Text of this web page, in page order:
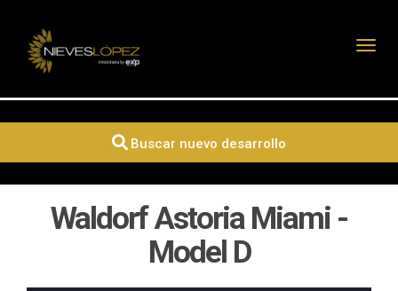
Buscar nuevo desarrollo
Waldorf Astoria Miami -
Model D